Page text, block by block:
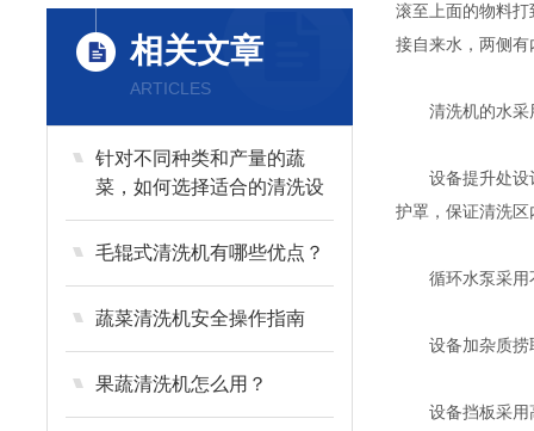
相关文章
ARTICLES
针对不同种类和产量的蔬
菜，如何选择适合的清洗设
备？
毛辊式清洗机有哪些优点？
蔬菜清洗机安全操作指南
果蔬清洗机怎么用？
滚至上面的物料
接自来水，两侧
清洗机的水采用
设备提升处设计
护罩，保证清洗区
循环水泵采用不
设备加杂质捞
设备挡板采用高